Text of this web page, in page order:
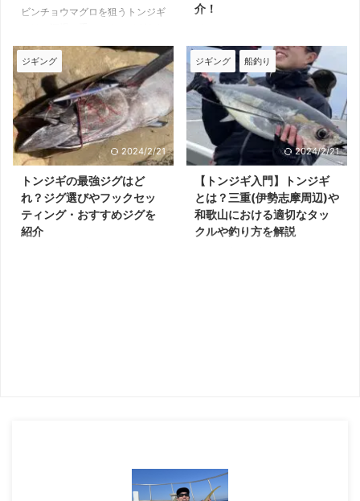
ビンチョウマグロを狙うトンジギ
日中操作し続ける必要がありま
す。 できるだけ長時間快適に操
作を続けられるようなロッドを選
ぶのが釣果への近道です。 本記
事では、トンジギに適したロッド
の選び方やおすすめロッドを紹介
します。 トンジギにはスロージ
ギング系ベイトロッドがおすすめ
楽に操作しやすいスロージギング
ロッドが最適です。 ビンチョウ
マグロが回遊するタナに素早く到
達させたいため、300〜400gと
介！
では、重いメタルジグを使用する
ため、小型のリールではかなりハ
ードです。 アクションにもファ
イトにもリールのパワーが必須と
なるため、快適にトンジギを楽し
むためには、相応のリールが必要
になってきます。 本記事では、
トンジギに適したリールの選び方
とおすすめのリールを紹介しま
す。 トンジギはベイトリールが
主流 トンジギには、重いジグが
操作しやすいベイトリールが最適
です。 構造上、スピニングリー
ジギング
2024/2/21
トンジギの最強ジグはど
れ？ジグ選びやフックセッ
ティング・おすすめジグを
紹介
で回遊している魚です。 そのた
ジギング 船釣り
2024/2/21
【トンジギ入門】トンジギ
とは？三重(伊勢志摩周辺)や
和歌山における適切なタッ
クルや釣り方を解説
はトンボと言われることもあり、
トンボ狙いのジギングからトンジ